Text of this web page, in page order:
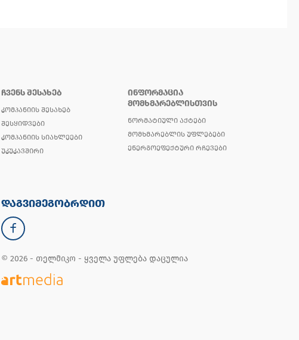
ᲩᲕᲔᲜᲡ ᲨᲔᲡᲐᲮᲔᲑ
ᲙᲝᲛᲞᲐᲜᲘᲘᲡ ᲨᲔᲡᲐᲮᲔᲑ
ᲨᲔᲡᲧᲘᲓᲕᲔᲑᲘ
ᲙᲝᲛᲞᲐᲜᲘᲘᲡ ᲡᲘᲐᲮᲚᲔᲔᲑᲘ
ᲣᲙᲣᲙᲐᲕᲨᲘᲠᲘ
ᲘᲜᲤᲝᲠᲛᲐᲪᲘᲐ
ᲛᲝᲛᲮᲛᲐᲠᲔᲑᲚᲘᲡᲗᲕᲘᲡ
ᲜᲝᲠᲛᲐᲢᲘᲣᲚᲘ ᲐᲥᲢᲔᲑᲘ
ᲛᲝᲛᲮᲛᲐᲠᲔᲑᲚᲘᲡ ᲣᲤᲚᲔᲑᲔᲑᲘ
ᲔᲜᲔᲠᲒᲝᲔᲤᲔᲥᲢᲣᲠᲘ ᲠᲩᲔᲕᲔᲑᲘ
ᲓᲐᲒᲕᲘᲛᲔᲒᲝᲑᲠᲓᲘᲗ
© 2026 - თელმიკო - ყველა უფლება დაცულია